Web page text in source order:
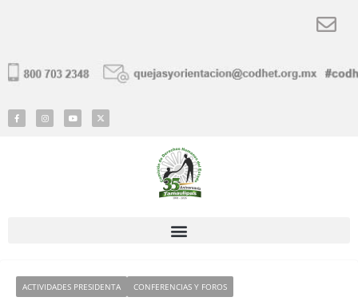
ACTIVIDADES PRESIDENTA CONFERENCIAS Y FOROS